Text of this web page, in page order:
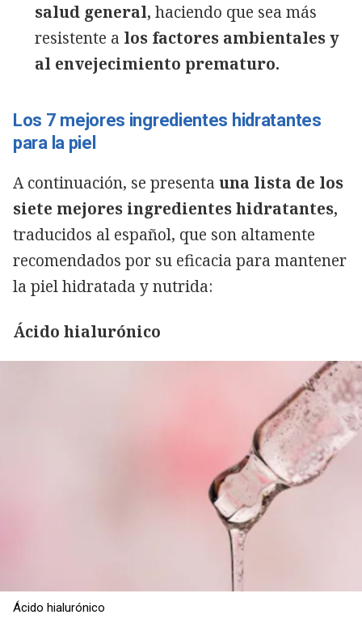
salud general, haciendo que sea más
resistente a los factores ambientales y
al envejecimiento prematuro.
Los 7 mejores ingredientes hidratantes
para la piel
A continuación, se presenta una lista de los
siete mejores ingredientes hidratantes,
traducidos al español, que son altamente
recomendados por su eficacia para mantener
la piel hidratada y nutrida:
Ácido hialurónico
Ácido hialurónico